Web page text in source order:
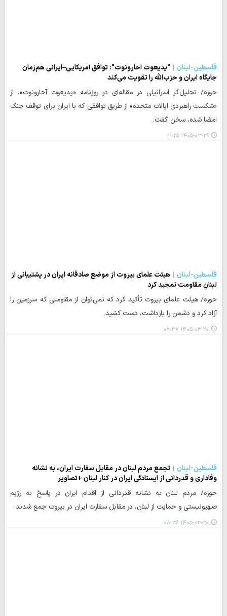
فلسطین-لبنان
"یدیعوت آحارونوت": توافق آمریکایی–ایرانی هم‌زمان
جایگاه ایران و حزب‌الله را تقویت می‌کند
حوزه/ تحلیل‌گر اسرائیلی در مقاله‌ای در روزنامه «یدیعوت آحارونوت»، از
«شکست راهبردی ایالات متحده» از طریق توافقی که با ایران برای توقف جنگ
امضا شده، سخن گفت.
۱۴۰۵-۰۳-۲۹ ۱۱:۲۵
فلسطین-لبنان
هیئت علمای بیروت از موضع صادقانه ایران در پشتیبانی از
لبنانِ مقاومت تمجید کرد
حوزه/ هیئت علمای بیروت تأکید کرد که نمی‌توان از مقاومتی که سرزمین را
آزاد کرد و دشمن را بازداشت، دست کشید.
۱۴۰۵-۰۳-۲۰ ۰۸:۳۷
فلسطین-لبنان
تجمع مردم لبنان در مقابل سفارت ایران، به نشانه
وفاداری و قدردانی از ایستادگی ایران در کنار لبنان +تصاویر
حوزه/ مردم لبنان به نشانه قدردانی از اقدام ایران در پاسخ به رژیم
صهیونیستی و حمایت از لبنان، در مقابل سفارت ایران در بیروت جمع شدند.
۱۴۰۵-۰۳-۲۰ ۰۸:۳۶